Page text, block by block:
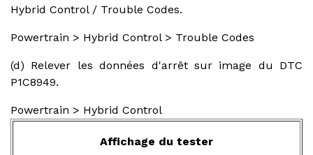
Hybrid Control / Trouble Codes.
Powertrain > Hybrid Control > Trouble Codes
(d) Relever les données d'arrêt sur image du DTC
P1C8949.
Powertrain > Hybrid Control
Affichage du tester